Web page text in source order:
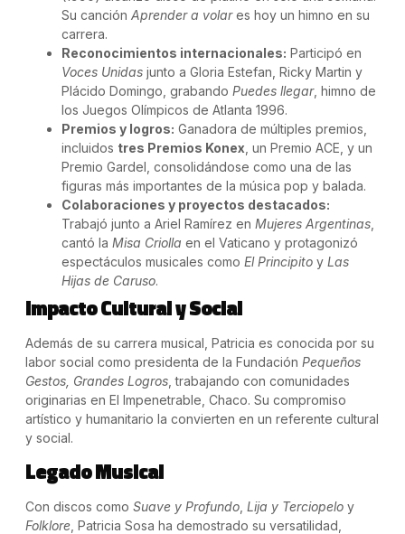
Su canciónAprender a volares hoy un himno en su
carrera.
Reconocimientos internacionales: Participó en
Voces Unidas junto a Gloria Estefan, Ricky Martin y
Plácido Domingo, grabandoPuedes llegar, himno de
los Juegos Olímpicos de Atlanta 1996.
Premios y logros: Ganadora de múltiples premios,
incluidos tres Premios Konex , un Premio ACE, y un
Premio Gardel, consolidándose como una de las
figuras más importantes de la música pop y balada.
Colaboraciones y proyectos destacados:
Trabajó junto a Ariel Ramírez enMujeres Argentinas
cantó laMisa Criolla en el Vaticano y protagonizó
espectáculos musicales comoEl Principito yLas
Hijas de Caruso.
Impacto Cultural y Social
Además de su carrera musical, Patricia es conocida por su
labor social como presidenta de la FundaciónPequeños
Gestos, Grandes Logros , trabajando con comunidades
originarias en El Impenetrable, Chaco. Su compromiso
artístico y humanitario la convierten en un referente cultural
y social.
Legado Musical
Con discos comoSuave y Profundo ,Lija y Terciopelo y
Folklore , Patricia Sosa ha demostrado su versatilidad,